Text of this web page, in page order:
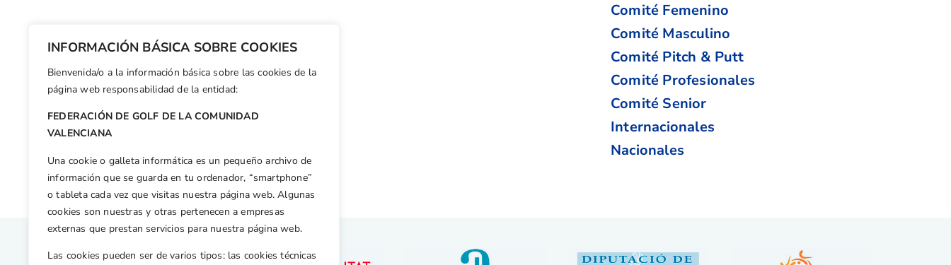
INFORMACIÓN BÁSICA SOBRE COOKIES
Bienvenida/o a la información básica sobre las cookies de la
página web responsabilidad de la entidad:
FEDERACIÓN DE GOLF DE LA COMUNIDAD
VALENCIANA
Una cookie o galleta informática es un pequeño archivo de
información que se guarda en tu ordenador, “smartphone”
o tableta cada vez que visitas nuestra página web. Algunas
cookies son nuestras y otras pertenecen a empresas
externas que prestan servicios para nuestra página web.
Las cookies pueden ser de varios tipos: las cookies técnicas
Comité Femenino
Comité Masculino
Comité Pitch & Putt
Comité Profesionales
Comité Senior
Internacionales
Nacionales